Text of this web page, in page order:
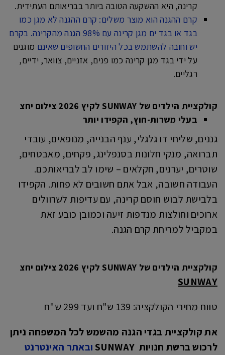
קרינה, היא ההשקעה הטובה ביותר בבריאותם העתידית.
קרם ההגנה הוא מוצר משלים: קרם ההגנה לא מגן כמו
בגד או בגד ים מגן קרינה עם 98% הגנה מהקרינה. בקרם
יש וחובה להשתמש בכל היזורים החשופים שאינם מוגנים
על ידי בגד מגן קרינה כמו פנים, אזניים, צוואר, ידיים,
רגליים.
קולקציית הילדים של SUNWAY לקיץ 2026 צילום יחצ
בעלי משרות-חוץ, הקפידו יותר
גננים, שליחי דו גלגלי, ענף הבנייה, מנופאים, עובדי
תברואה, מנקי חלונות בסנפלינג, פקחים, מאבטחים,
שוטרים, יערנים, חקלאים – שימו לב לבריאותכם.
העבודה חשובה, אבל אתם חשובים לא פחות. הקפידו
בלבישת לבוש חוסם קרינה, עם עדיפות לשרוולים
ארוכים וחולצות מנדפות זיעה וכמובן כובע זאת
במקביל למריחת קרם הגנה.
קולקציית הילדים של SUNWAY לקיץ 2026 צילום יחצ
SUNWAY
טווח מחירי הקולקציה: 139 ש"ח ועד 299 ש"ח
את קולקציית בגדי הגנה מהשמש לכל המשפחה ניתן
לרכוש ברשת חנויות SUNWAY ובאתר האינטרנט